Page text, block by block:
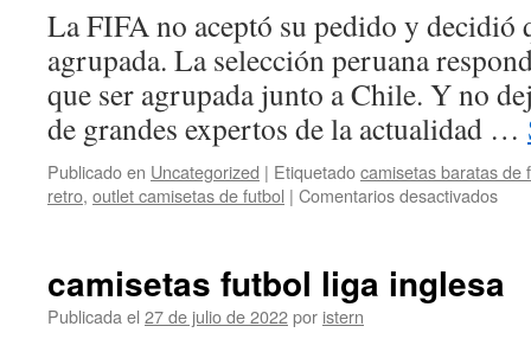
La FIFA no aceptó su pedido y decidió
agrupada. La selección peruana
que ser agrupada junto a Chile. Y no
de grandes expertos de la actualidad …
Publicado en Uncategorized | Etiquetadocamisetas baratas de
retro, outlet camisetas de futbol | Comentarios desactivadosen
camisetas futbol liga inglesa
Publicada el 27 de julio de 2022por istern